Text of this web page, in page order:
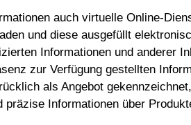
auch virtuelle Online-
und diese ausgefüllt
Informationen und anderer
zur Verfügung gestellten
als Angebot
präzise Informationen über